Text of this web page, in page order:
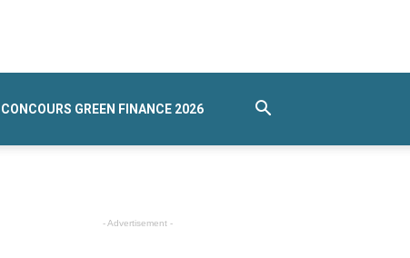
CONCOURS GREEN FINANCE 2026
- Advertisement -